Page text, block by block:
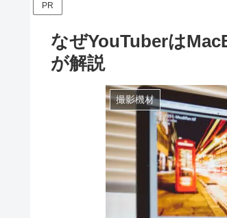
PR
なぜYouTuberは
が解説
撮影機材